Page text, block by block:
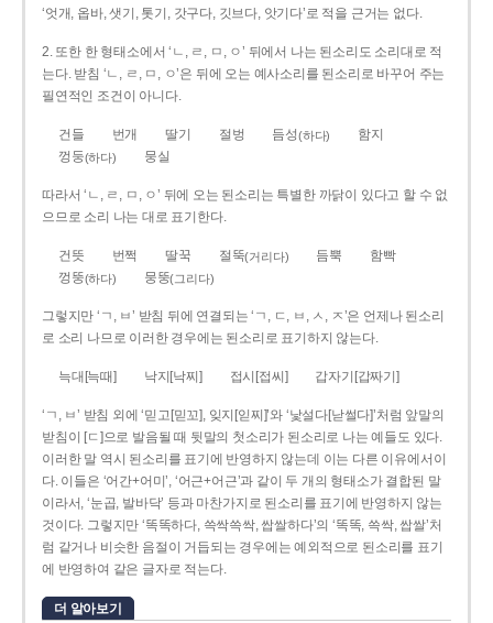
‘엇개, 옵바, 샛기, 톳기, 갓구다, 깃브다, 앗기다’로 적을 근거는 없다.
2. 또한 한 형태소에서 ‘ㄴ, ㄹ, ㅁ, ㅇ’ 뒤에서 나는 된소리도 소리대로 적
는다. 받침 ‘ㄴ, ㄹ, ㅁ, ㅇ’은 뒤에 오는 예사소리를 된소리로 바꾸어 주는
필연적인 조건이 아니다.
건들 번개 딸기 절벙 듬성(하다)
함지
껑둥(하다) 뭉실
따라서 ‘ㄴ, ㄹ, ㅁ, ㅇ’ 뒤에 오는 된소리는 특별한 까닭이 있다고 할 수 없
으므로 소리 나는 대로 표기한다.
건뜻 번쩍 딸꾹 절뚝(거리다) 듬뿍
함빡
껑뚱(하다) 뭉뚱(그리다)
그렇지만 ‘ㄱ, ㅂ’ 받침 뒤에 연결되는 ‘ㄱ, ㄷ, ㅂ, ㅅ, ㅈ’은 언제나 된소리
로 소리 나므로 이러한 경우에는 된소리로 표기하지 않는다.
늑대[늑때] 낙지[낙찌] 접시[접씨] 갑자기[갑짜기]
‘ㄱ, ㅂ’ 받침 외에 ‘믿고[믿꼬], 잊지[읻찌]’와 ‘낯설다[낟썰다]’처럼 앞말의
받침이 [ㄷ]으로 발음될 때 뒷말의 첫소리가 된소리로 나는 예들도 있다.
이러한 말 역시 된소리를 표기에 반영하지 않는데 이는 다른 이유에서이
다. 이들은 ‘어간+어미’, ‘어근+어근’과 같이 두 개의 형태소가 결합된 말
이라서, ‘눈곱, 발바닥’ 등과 마찬가지로 된소리를 표기에 반영하지 않는
것이다. 그렇지만 ‘똑똑하다, 쓱싹쓱싹, 쌉쌀하다’의 ‘똑똑, 쓱싹, 쌉쌀’처
럼 같거나 비슷한 음절이 거듭되는 경우에는 예외적으로 된소리를 표기
에 반영하여 같은 글자로 적는다.
더 알아보기